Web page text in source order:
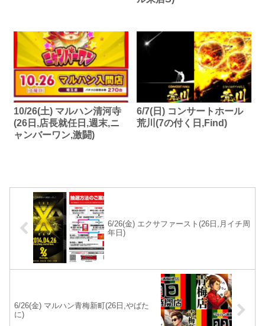
10/26(土) マルハン清河寺
(26日,店長就任日,週末,ニ
ャンバーワン,激闘)
6/7(日) コンサートホール
荒川(7の付く日,Find)
6/26(金) エクサファースト(26日,月イチ周
年日)
6/26(金) マルハン青梅新町(26日,やばた
に)